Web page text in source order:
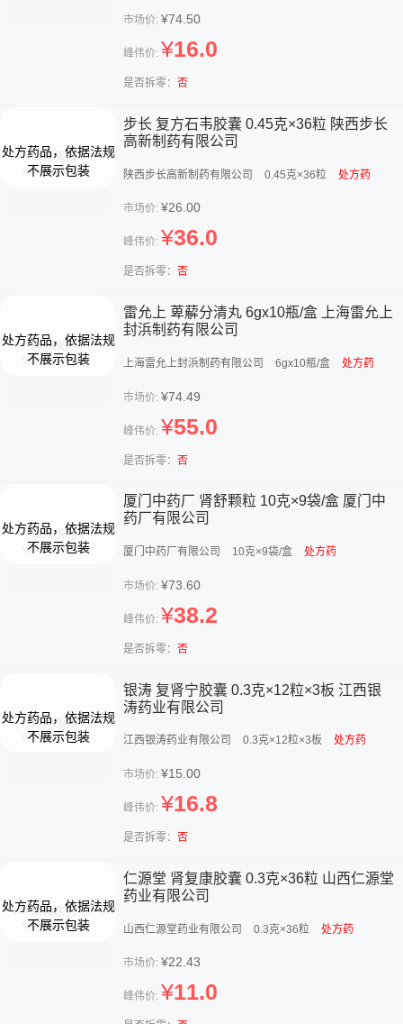
市场价: ¥74.50
峰伟价: ¥16.0
是否拆零： 否
步长 复方石韦胶囊 0.45克×36粒 陕西步长
高新制药有限公司
陕西步长高新制药有限公司 0.45克×36粒 处方药
市场价: ¥26.00
峰伟价: ¥36.0
是否拆零： 否
雷允上 萆薢分清丸 6gx10瓶/盒 上海雷允上
封浜制药有限公司
上海雷允上封浜制药有限公司 6gx10瓶/盒 处方药
市场价: ¥74.49
峰伟价: ¥55.0
是否拆零： 否
厦门中药厂 肾舒颗粒 10克×9袋/盒 厦门中
药厂有限公司
厦门中药厂有限公司 10克×9袋/盒 处方药
市场价: ¥73.60
峰伟价: ¥38.2
是否拆零： 否
银涛 复肾宁胶囊 0.3克×12粒×3板 江西银
涛药业有限公司
江西银涛药业有限公司 0.3克×12粒×3板 处方药
市场价: ¥15.00
峰伟价: ¥16.8
是否拆零： 否
仁源堂 肾复康胶囊 0.3克×36粒 山西仁源堂
药业有限公司
山西仁源堂药业有限公司 0.3克×36粒 处方药
市场价: ¥22.43
峰伟价: ¥11.0